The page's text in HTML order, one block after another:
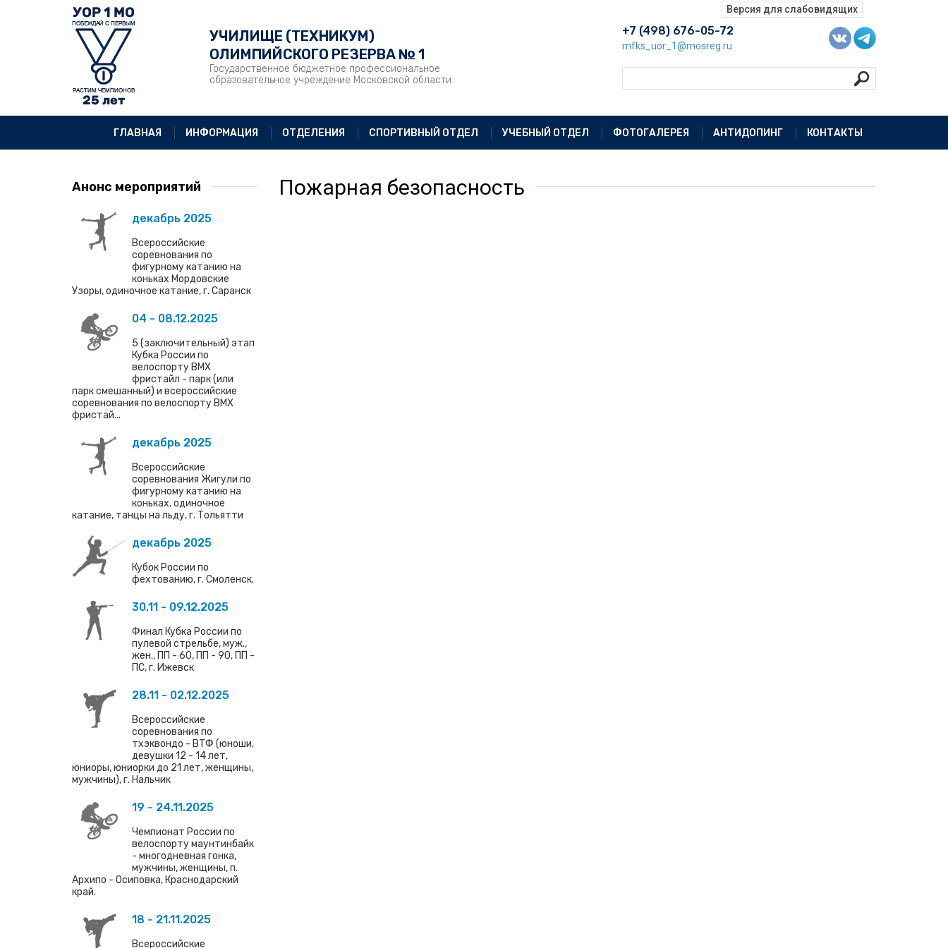
УЧИЛИЩЕ (ТЕХНИКУМ)
ОЛИМПИЙСКОГО РЕЗЕРВА № 1
Государственное бюджетное профессиональное
образовательное учреждение Московской области
+7 (498) 676-05-72
mfks_uor_1@mosreg.ru
ГЛАВНАЯ ИНФОРМАЦИЯ ОТДЕЛЕНИЯ СПОРТИВНЫЙ ОТДЕЛ УЧЕБНЫЙ ОТДЕЛ ФОТОГАЛЕРЕЯ АНТИДОПИНГ КОНТАКТЫ
Анонс мероприятий
декабрь 2025
Всероссийские
соревнования по
фигурному катанию на
коньках Мордовские
Узоры, одиночное катание, г. Саранск
04 - 08.12.2025
5 (заключительный) этап
Кубка России по
велоспорту ВМХ
фристайл - парк (или
парк смешанный) и всероссийские
соревнования по велоспорту ВМХ
фристай...
декабрь 2025
Всероссийские
соревнования Жигули по
фигурному катанию на
коньках, одиночное
катание, танцы на льду, г. Тольятти
декабрь 2025
Кубок России по
фехтованию, г. Смоленск.
30.11 - 09.12.2025
Финал Кубка России по
пулевой стрельбе, муж.,
жен., ПП - 60, ПП - 90, ПП -
ПС, г. Ижевск
28.11 - 02.12.2025
Всероссийские
соревнования по
тхэквондо - ВТФ (юноши,
девушки 12 - 14 лет,
юниоры, юниорки до 21 лет, женщины,
мужчины), г. Нальчик
19 - 24.11.2025
Чемпионат России по
велоспорту маунтинбайк
- многодневная гонка,
мужчины, женщины, п.
Архипо - Осиповка, Краснодарский
край.
18 - 21.11.2025
Всероссийские
Пожарная безопасность